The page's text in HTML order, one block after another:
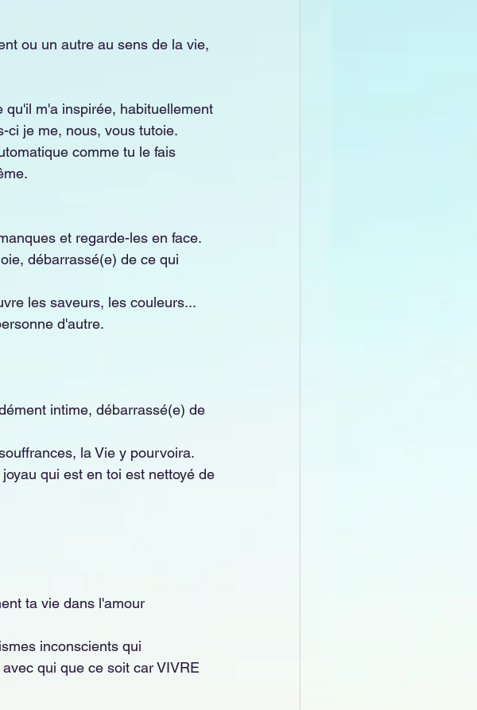
ou un autre au sens de la vie,
m'a inspirée, habituellement
ci je me, nous, vous tutoie.
comme tu le fais
et regarde-les en face.
débarrassé(e) de ce qui
les saveurs, les couleurs...
d'autre.
intime, débarrassé(e) de
la Vie y pourvoira.
qui est en toi est nettoyé de
ta vie dans l'amour
inconscients qui
qui que ce soit car VIVRE